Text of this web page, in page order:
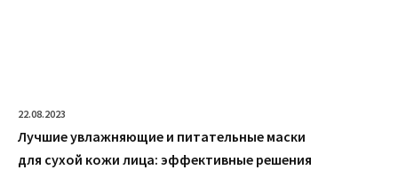
22.08.2023
Лучшие увлажняющие и питательные маски
для сухой кожи лица: эффективные решения